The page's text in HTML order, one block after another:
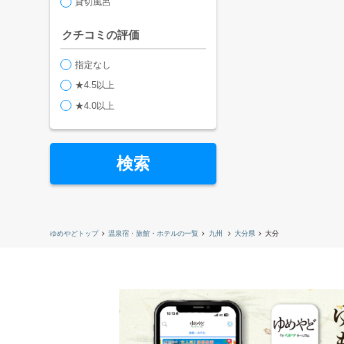
クチコミの評価
指定なし
★4.5以上
★4.0以上
検索
ゆめやどトップ 温泉宿・旅館・ホテルの一覧 九州 大分県 大分